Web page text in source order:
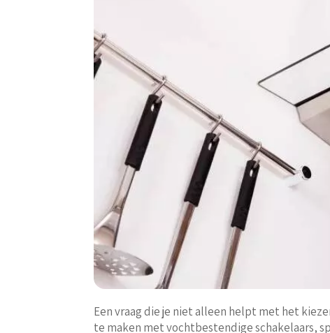
Een vraag die je niet alleen helpt met het
te maken met vochtbestendige schakelaars,